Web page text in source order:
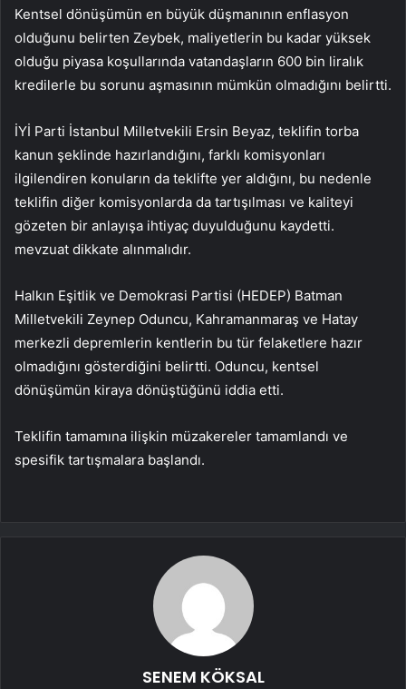
Kentsel dönüşümün en büyük düşmanının enflasyon
olduğunu belirten Zeybek, maliyetlerin bu kadar yüksek
olduğu piyasa koşullarında vatandaşların 600 bin liralık
kredilerle bu sorunu aşmasının mümkün olmadığını belirtti.
İYİ Parti İstanbul Milletvekili Ersin Beyaz, teklifin torba
kanun şeklinde hazırlandığını, farklı komisyonları
ilgilendiren konuların da teklifte yer aldığını, bu nedenle
teklifin diğer komisyonlarda da tartışılması ve kaliteyi
gözeten bir anlayışa ihtiyaç duyulduğunu kaydetti.
mevzuat dikkate alınmalıdır.
Halkın Eşitlik ve Demokrasi Partisi (HEDEP) Batman
Milletvekili Zeynep Oduncu, Kahramanmaraş ve Hatay
merkezli depremlerin kentlerin bu tür felaketlere hazır
olmadığını gösterdiğini belirtti. Oduncu, kentsel
dönüşümün kiraya dönüştüğünü iddia etti.
Teklifin tamamına ilişkin müzakereler tamamlandı ve
spesifik tartışmalara başlandı.
SENEM KÖKSAL